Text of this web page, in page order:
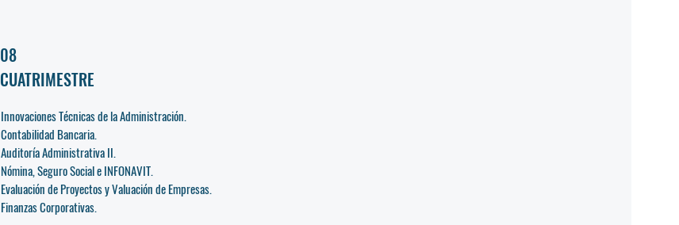
08
CUATRIMESTRE
Innovaciones Técnicas de la Administración.
Contabilidad Bancaria.
Auditoría Administrativa II.
Nómina, Seguro Social e INFONAVIT.
Evaluación de Proyectos y Valuación de Empresas.
Finanzas Corporativas.